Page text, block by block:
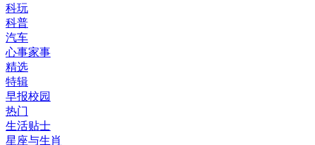
科玩
科普
汽车
心事家事
精选
特辑
早报校园
热门
生活贴士
星座与生肖